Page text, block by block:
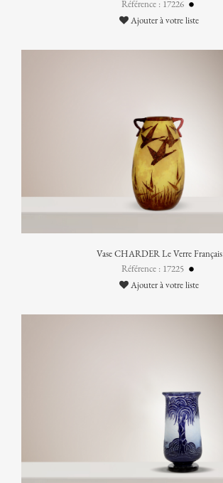
Référence : 17226
Ajouter à votre liste
Vase CHARDER Le Verre Français
Référence : 17225
Ajouter à votre liste